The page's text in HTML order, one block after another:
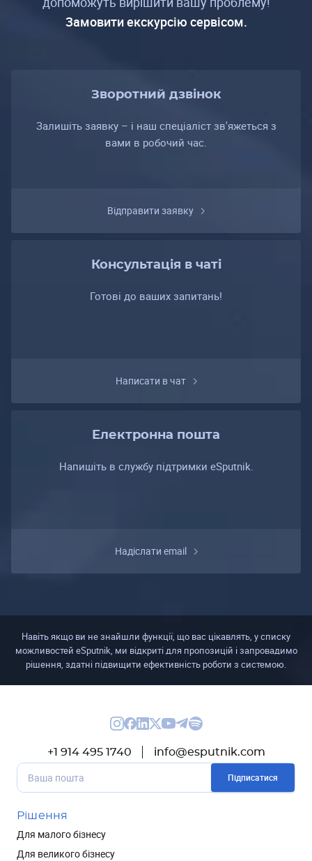
Замовити екскурсію сервісом.
Зворотний дзвінок
Залишіть заявку – і наш спеціаліст зв'яжеться з
вами в робочий час.
Відправити заявку
Консультація в чаті
Готові до ваших запитань!
Написати в чат
Електронна пошта
Напишіть в службу підтримки eSputnik.
Надіслати email
Навіть якщо ви не знайшли функції, що вас цікавлять, у списку
можливостей eSputnik, ми відкриті для пропозицій і запровадимо
рішення, здатні підвищити ефективність роботи з системою.
+1 914 495 1740 info@esputnik.com
Підписатися
Рішення
Для малого бізнесу
Для великого бізнесу